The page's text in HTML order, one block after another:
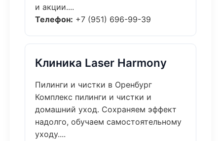
и акции....
Телефон: +7 (951) 696-99-39
Клиника Laser Harmony
Пилинги и чистки в Оренбург
Комплекс пилинги и чистки и
домашний уход. Сохраняем эффект
надолго, обучаем самостоятельному
уходу....